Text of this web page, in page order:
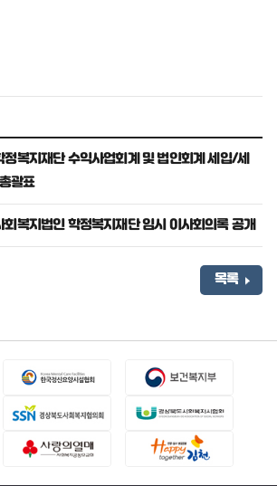
복지재단 수익사업회계 및 법인회계 세입/세
괄표
복지법인 학정복지재단 임시 이사회의록 공개
목록